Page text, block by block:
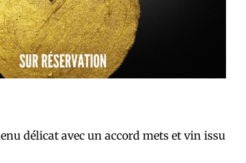
délicat avec un accord mets et vin issu